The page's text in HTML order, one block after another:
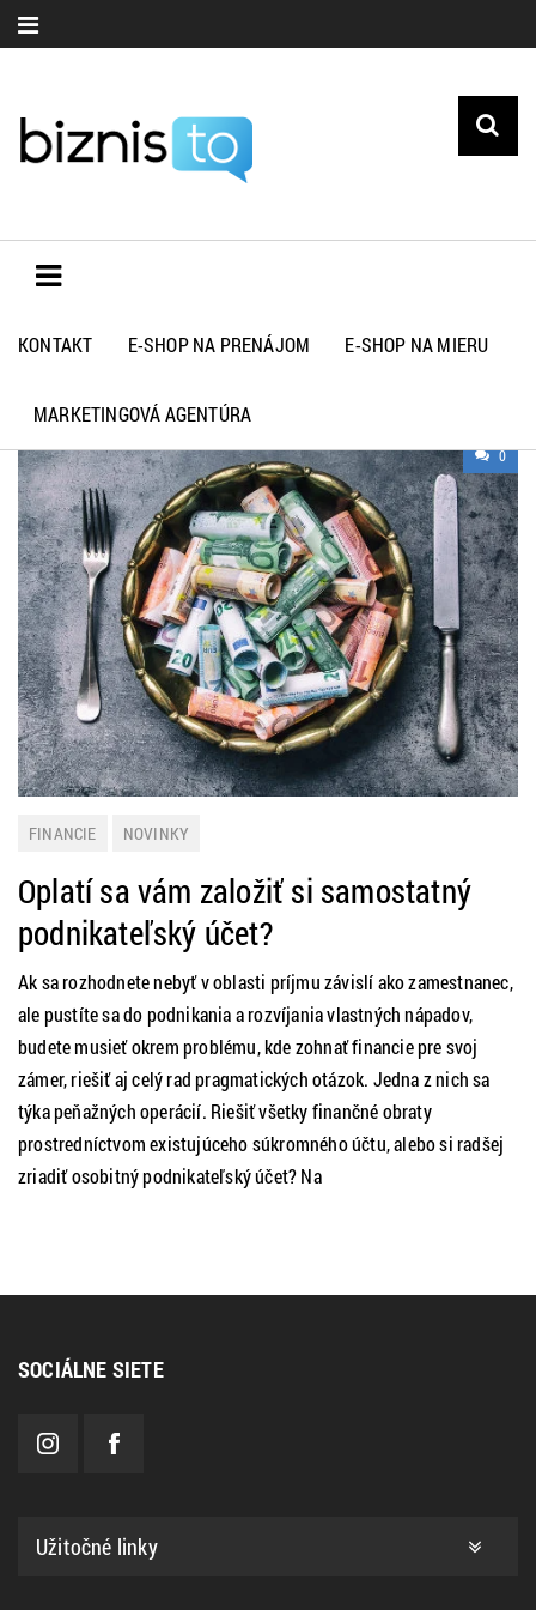
KONTAKT E-SHOP NA PRENÁJOM E-SHOP NA MIERU
MARKETINGOVÁ AGENTÚRA
0
FINANCIE NOVINKY
Oplatí sa vám založiť si samostatný
podnikateľský účet?
Ak sa rozhodnete nebyť v oblasti príjmu závislí ako zamestnanec,
ale pustíte sa do podnikania a rozvíjania vlastných nápadov,
budete musieť okrem problému, kde zohnať financie pre svoj
zámer, riešiť aj celý rad pragmatických otázok. Jedna z nich sa
týka peňažných operácií. Riešiť všetky finančné obraty
prostredníctvom existujúceho súkromného účtu, alebo si radšej
zriadiť osobitný podnikateľský účet? Na
SOCIÁLNE SIETE
Užitočné linky